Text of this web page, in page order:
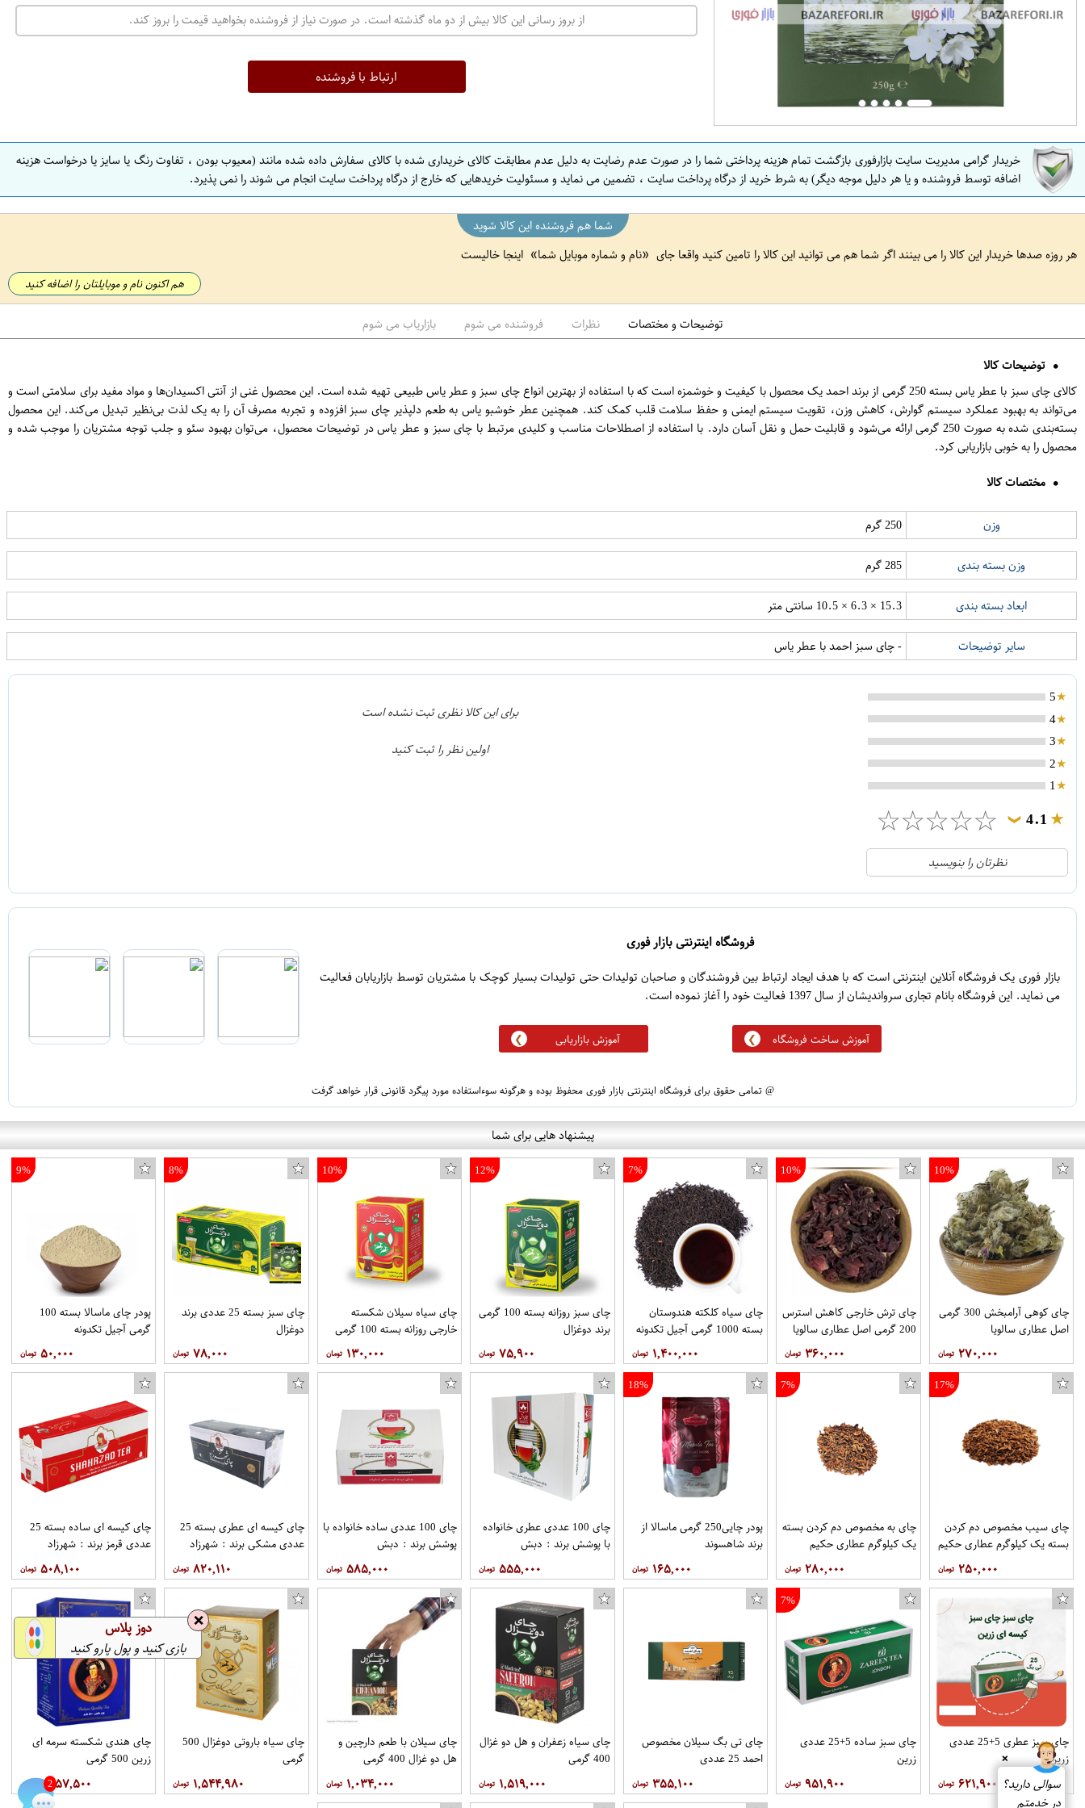
ت
ه
ن
ص
ف
ه
ا
ف
ه
از بروز رسانی این کالا بیش از دو ماه گذشته است. در صورت نیاز از فروشنده بخواهید قیمت را بروز کند.
ارتباط با فروشنده
خریدار گرامی مدیریت سایت بازارفوری بازگشت تمام هزینه پرداختی شما را در صورت عدم رضایت به دلیل عدم مطابقت کالای خریداری شده با کالای سفارش داده شده مانند (معیوب بودن ، تفاوت رنگ یا سایز یا درخواست هزینه
اضافه توسط فروشنده و یا هر دلیل موجه دیگر) به شرط خرید از درگاه پرداخت سایت ، تضمین می نماید و مسئولیت خریدهایی که خارج از درگاه پرداخت سایت انجام می شوند را نمی پذیرد.
شما هم فروشنده این کالا شوید
هر روزه صدها خریدار این کالا را می بینند اگر شما هم می توانید این کالا را تامین کنید واقعا جای
نام و شماره موبایل شما اینجا خالیست
هم اکنون نام و موبایلتان را اضافه کنید
توضیحات و مختصات نظرات فروشنده می شوم بازاریاب می شوم
توضیحات کالا
کالای چای سبز با عطر یاس بسته 250 گرمی از برند احمد یک محصول با کیفیت و خوشمزه است که با استفاده از بهترین انواع چای سبز و عطر یاس طبیعی تهیه شده است. این محصول غنی از آنتی اکسیدان‌ها و مواد مفید برای سلامتی است و
می‌تواند به بهبود عملکرد سیستم گوارش، کاهش وزن، تقویت سیستم ایمنی و حفظ سلامت قلب کمک کند. همچنین عطر خوشبو یاس به طعم دلپذیر چای سبز افزوده و تجربه مصرف آن را به یک لذت بی‌نظیر تبدیل می‌کند. این محصول
بسته‌بندی شده به صورت 250 گرمی ارائه می‌شود و قابلیت حمل و نقل آسان دارد. با استفاده از اصطلاحات مناسب و کلیدی مرتبط با چای سبز و عطر یاس در توضیحات محصول، می‌توان بهبود سئو و جلب توجه مشتریان را موجب شده و
محصول را به خوبی بازاریابی کرد.
مختصات کالا
وزن 250 گرم
وزن بسته بندی 285 گرم
ابعاد بسته بندی 15.3 × 6.3 × 10.5 سانتی متر
سایر توضیحات - چای سبز احمد با عطر یاس
5
4
3
2
1
4.1
❯
☆
☆
☆
☆
☆
21
3
1
1
5
نظرتان را بنویسید
برای این کالا نظری ثبت نشده است
اولین نظر را ثبت کنید
فروشگاه اینترنتی بازار فوری
بازار فوری یک فروشگاه آنلاین اینترنتی است که با هدف ایجاد ارتباط بین فروشندگان و صاحبان تولیدات حتی تولیدات بسیار کوچک با مشتریان توسط بازاریابان فعالیت
می نماید. این فروشگاه بانام تجاری سرواندیشان از سال 1397 فعالیت خود را آغاز نموده است.
آموزش ساخت فروشگاه آموزش بازاریابی
@ تمامی حقوق برای فروشگاه اینترنتی بازار فوری محفوظ بوده و هرگونه سوءاستفاده مورد پیگرد قانونی قرار خواهد گرفت
پیشنهاد هایی برای شما
10%
چای کوهی آرامبخش 300 گرمی
اصل عطاری سالویا
۲۷۰,۰۰۰
10%
چای ترش خارجی کاهش استرس
200 گرمی اصل عطاری سالویا
۳۶۰,۰۰۰
7%
چای سیاه کلکته هندوستان
بسته 1000 گرمی آجیل تکدونه
۱,۴۰۰,۰۰۰
12%
چای سبز روزانه بسته 100 گرمی
برند دوغزال
۷۵,۹۰۰
10%
چای سیاه سیلان شکسته
خارجی روزانه بسته 100 گرمی
۱۳۰,۰۰۰
8%
چای سبز بسته 25 عددی برند
دوغزال
۷۸,۰۰۰
9%
پودر چای ماسالا بسته 100
گرمی آجیل تکدونه
۵۰,۰۰۰
17%
چای سیب مخصوص دم کردن
بسته یک کیلوگرم عطاری حکیم
۲۵۰,۰۰۰
7%
چای به مخصوص دم کردن بسته
یک کیلوگرم عطاری حکیم
۲۸۰,۰۰۰
18%
پودر چایی250 گرمی ماسالا از
برند شاهسوند
۱۶۵,۰۰۰
چای 100 عددی عطری خانواده
با پوشش برند : دبش
۵۵۵,۰۰۰
چای 100 عددی ساده خانواده با
پوشش برند : دبش
۵۸۵,۰۰۰
چای کیسه ای عطری بسته 25
عددی مشکی برند : شهرزاد
۸۲۰,۱۱۰
چای کیسه ای ساده بسته 25
عددی قرمز برند : شهرزاد
۵۰۸,۱۰۰
چای سبز عطری 5+25 عددی
زرین
۶۲۱,۹۰۰
7%
چای سبز ساده 5+25 عددی
زرین
۹۵۱,۹۰۰
چای تی بگ سیلان مخصوص
احمد 25 عددی
۳۵۵,۱۰۰
چای سیاه زعفران و هل دو غزال
400 گرمی
۱,۵۱۹,۰۰۰
چای سیلان با طعم دارچین و
هل دو غزال 400 گرمی
۱,۰۳۴,۰۰۰
چای سیاه باروتی دوغزال 500
گرمی
۱,۵۴۴,۹۸۰
چای هندی شکسته سرمه ای
زرین 500 گرمی
۱,۲۵۷,۵۰۰
❌
سوالی دارید؟
در خدمتم
2
❌ دوز پلاس
بازی کنید و پول پارو کنید